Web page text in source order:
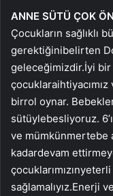
ANNE SÜTÜ ÇOK
Çocukların sağlıklı
gerektiğinibelirten
geleceğimizdir.İyi
çocuklaraihtiyacımız
birrol oynar.
sütüylebesliyoruz.
ve mümkünmertebe
kadardevam
çocuklarımızınyeterli
sağlamalıyız.Enerji